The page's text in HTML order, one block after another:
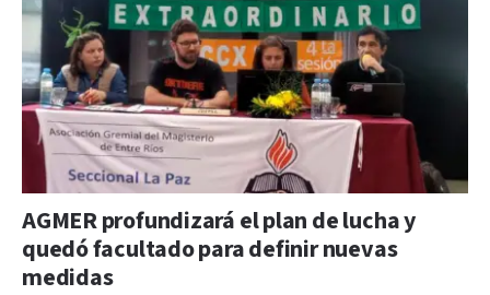
AGMER profundizará el plan de lucha y
quedó facultado para definir nuevas
medidas